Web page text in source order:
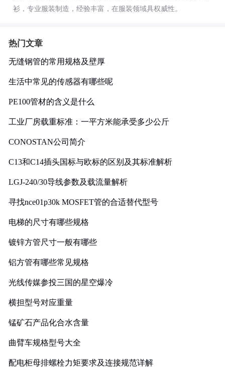
衫，专业服装制造，经验丰富，在服装领域具权威性。
热门文章
无缝钢管的常用规格及壁厚
生活中常见的传感器有哪些呢
PE100管材的含义是什么
工业厂房载重标准：一平方米能承受多少公斤
CONOSTAN公司简介
C13和C14插头国标与欧标的区别及其标准解析
LGJ-240/30导线参数及载流量解析
寻找nce01p30k MOSFET管的合适替代型号
电梯的尺寸有哪些规格
镀锌方管尺寸一般有哪些
铝方管有哪些常见规格
光线传媒参投三国的星空爆冷
横担型号对应重量
锰矿石产品化合水含量
曲臂车规格型号大全
配电柜母排螺栓力矩要求及连接规范详解